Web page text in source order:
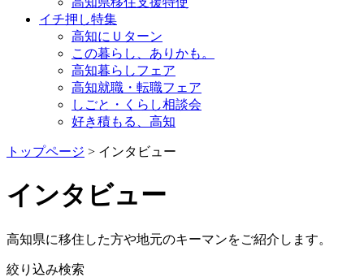
イチ押し特集
高知にＵターン
この暮らし、ありかも。
高知暮らしフェア
高知就職・転職フェア
しごと・くらし相談会
好き積もる、高知
トップページ > インタビュー
インタビュー
高知県に移住した方や地元のキーマンをご紹介します。
絞り込み検索